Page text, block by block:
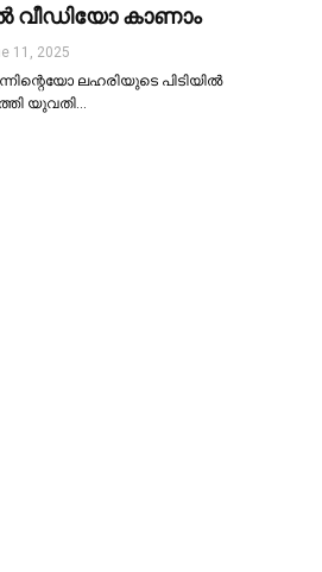
വീഡിയോ കാണാം
11, 2025
ലഹരിയുടെ പിടിയില്‍
യുവതി…